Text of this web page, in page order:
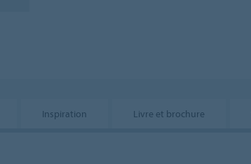
Inspiration Livre et brochure